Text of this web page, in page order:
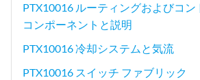
PTX10016 ルーティングおよびコ
コンポーネントと説明
PTX10016 冷却システムと気流
PTX10016 スイッチ ファブリック